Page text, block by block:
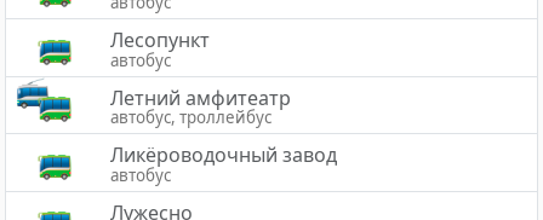
Лесопункт
автобус
Летний амфитеатр
автобус, троллейбус
Ликёроводочный завод
автобус
Лужесно